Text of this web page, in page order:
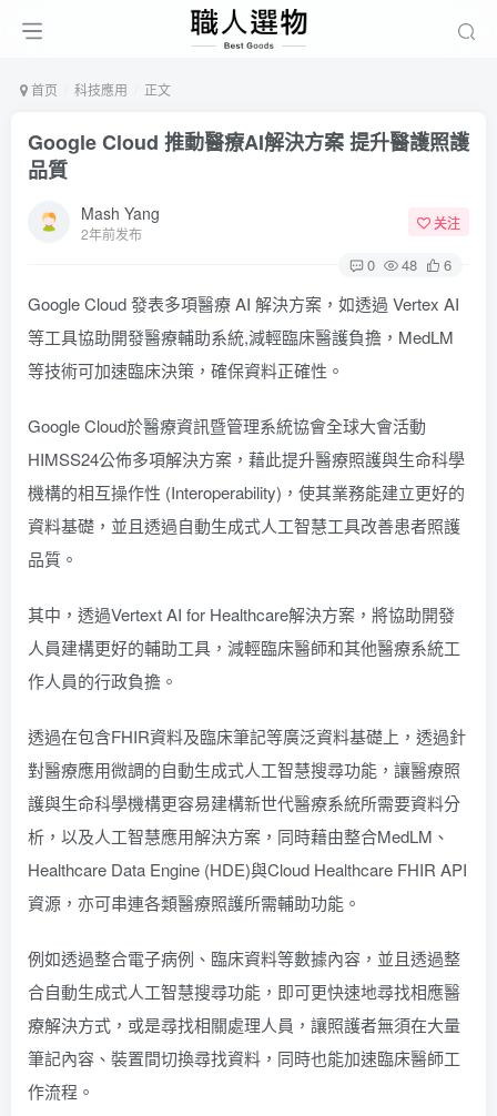
首页 科技應用 正文
Google Cloud 推動醫療AI解決方案 提升醫護照護
品質
Mash Yang
2年前发布
关注
0 48 6
Google Cloud 發表多項醫療 AI 解決方案，如透過 Vertex AI
等工具協助開發醫療輔助系統,減輕臨床醫護負擔，MedLM
等技術可加速臨床決策，確保資料正確性。
Google Cloud於醫療資訊暨管理系統協會全球大會活動
HIMSS24公佈多項解決方案，藉此提升醫療照護與生命科學
機構的相互操作性 (Interoperability)，使其業務能建立更好的
資料基礎，並且透過自動生成式人工智慧工具改善患者照護
品質。
其中，透過Vertext AI for Healthcare解決方案，將協助開發
人員建構更好的輔助工具，減輕臨床醫師和其他醫療系統工
作人員的行政負擔。
透過在包含FHIR資料及臨床筆記等廣泛資料基礎上，透過針
對醫療應用微調的自動生成式人工智慧搜尋功能，讓醫療照
護與生命科學機構更容易建構新世代醫療系統所需要資料分
析，以及人工智慧應用解決方案，同時藉由整合MedLM、
Healthcare Data Engine (HDE)與Cloud Healthcare FHIR API
資源，亦可串連各類醫療照護所需輔助功能。
例如透過整合電子病例、臨床資料等數據內容，並且透過整
合自動生成式人工智慧搜尋功能，即可更快速地尋找相應醫
療解決方式，或是尋找相關處理人員，讓照護者無須在大量
筆記內容、裝置間切換尋找資料，同時也能加速臨床醫師工
作流程。